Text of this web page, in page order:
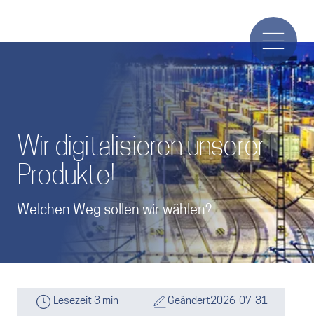
Wir digitalisieren unserer
Produkte!
Welchen Weg sollen wir wählen?
Lesezeit 3 min Geändert2026-07-31